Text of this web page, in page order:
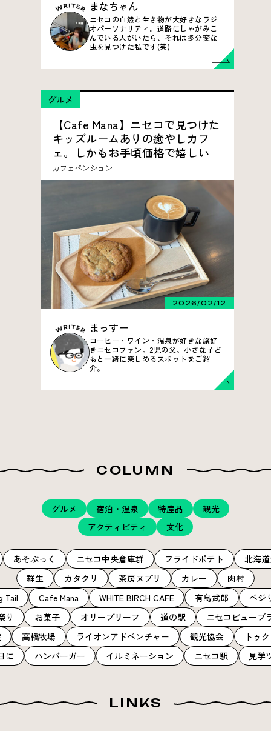
まなちゃん
ニセコの自然と生き物が大好きなラジ
オパーソナリティ。道路にしゃがみこ
んでいる人がいたら、それは多分変な
虫を見つけた私です(笑)
グルメ
【Cafe Mana】ニセコで見つけた
キッズルームありの癒やしカフ
ェ。しかもお手頃価格で嬉しい
カフェ ペンション
2026/02/12
まっすー
コーヒー・ワイン・温泉が好きな旅好
きニセコファン。2児の父。小さな子ど
もと一緒に楽しめるスポットをご紹
介。
COLUMN
グルメ 宿泊・温泉 特産品
観光
アクティビティ
文化
あそぶっく ニセコ中央倉庫群 フライドポテト
北海
群生
カタクリ 茶房ヌプリ カレー
肉村
Tail
Cafe Mana WHITE BIRCH CAFE 有島武郎
ベジ
り
お菓子 オリーブリーフ 道の駅
ニセコビュープ
高橋牧場 ライオンアドベンチャー 観光協会
トゥ
に
ハンバーガー イルミネーション ニセコ駅 見学
LINKS